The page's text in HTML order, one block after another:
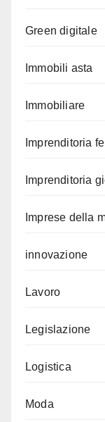
Green digitale
Immobili asta
Immobiliare
Imprenditoria
Imprenditoria
Imprese della
innovazione
Lavoro
Legislazione
Logistica
Moda